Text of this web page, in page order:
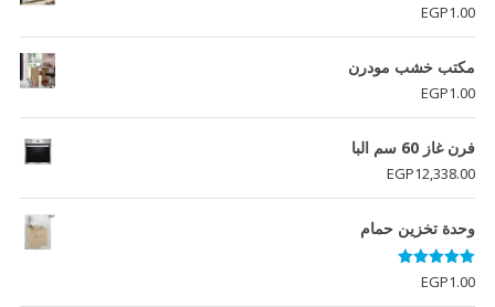
EGP1.00
مكتب خشب مودرن
EGP1.00
فرن غاز 60 سم البا
EGP12,338.00
وحدة تخزين حمام
تم التقييم
5.00
من 5
EGP1.00